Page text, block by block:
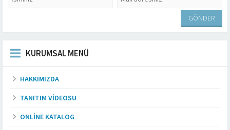
KURUMSAL MENÜ
HAKKIMIZDA
TANITIM VIDEOSU
ONLINE KATALOG